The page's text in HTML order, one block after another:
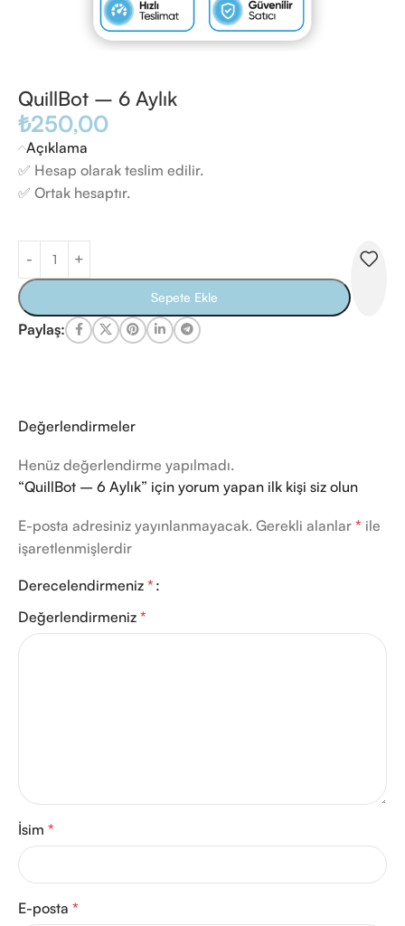
QuillBot – 6 Aylık
₺250,00
Açıklama
✅ Hesap olarak teslim edilir.
✅ Ortak hesaptır.
Sepete Ekle
Paylaş:
Değerlendirmeler
Henüz değerlendirme yapılmadı.
“QuillBot – 6 Aylık” için yorum yapan ilk kişi siz olun
E-posta adresiniz yayınlanmayacak. Gerekli alanlar * ile
işaretlenmişlerdir
Derecelendirmeniz *
Değerlendirmeniz *
İsim *
E-posta *